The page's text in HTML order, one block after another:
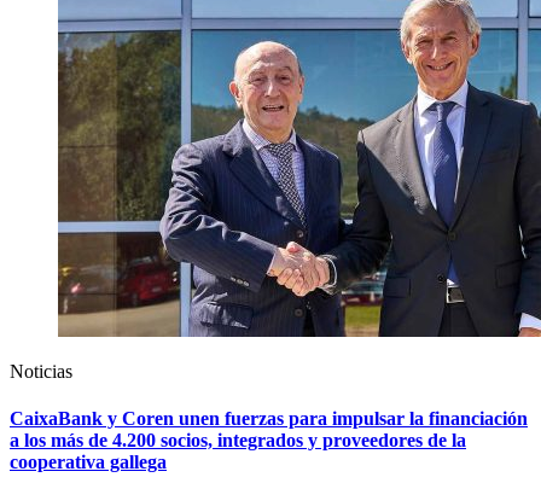
Noticias
CaixaBank y Coren unen fuerzas para impulsar la financiación
a los más de 4.200 socios, integrados y proveedores de la
cooperativa gallega